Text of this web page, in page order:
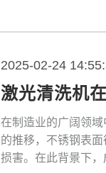
2025-02-24
激光清洗机
在制造业的广阔领
的推移，不锈钢表
损害。在此背景下